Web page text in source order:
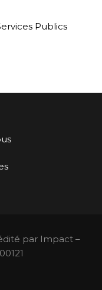
Publics
par Impact –